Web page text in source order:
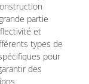
partie
et
types de
pour
des